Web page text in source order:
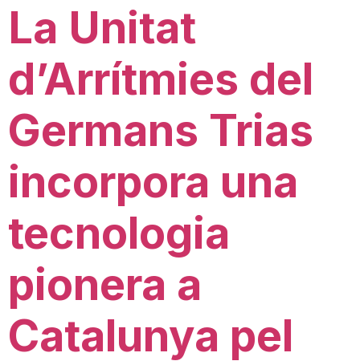
La Unitat
d’Arrítmies del
Germans Trias
incorpora una
tecnologia
pionera a
Catalunya pel